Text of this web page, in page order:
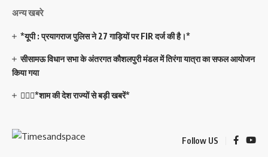
अन्य खबरे
*यूपी : प्रयागराज पुलिस ने 27 गाड़ियों पर FIR दर्ज की है।*
सीसामऊ विधान सभा के अंतरगत कौशलपुरी मंडल में तिरंगा यात्रा का सफल आयोजन
किया गया
💁🏻‍♂️*शाम की देश राज्यों से बड़ी खबरें*
Follow US